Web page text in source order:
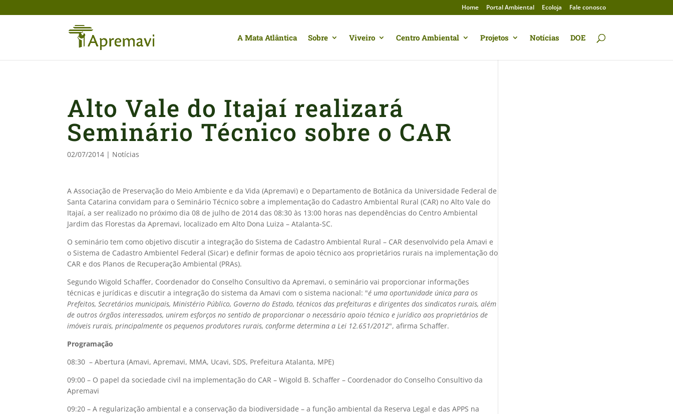
Home Portal Ambiental Ecoloja Fale conosco
A Mata Atlântica Sobre Viveiro Centro Ambiental Projetos Notícias DOE
Alto Vale do Itajaí realizará
Seminário Técnico sobre o CAR
02/07/2014 | Notícias
A Associação de Preservação do Meio Ambiente e da Vida (Apremavi) e o Departamento de Botânica da Universidade Federal de
Santa Catarina convidam para o Seminário Técnico sobre a implementação do Cadastro Ambiental Rural (CAR) no Alto Vale do
Itajaí, a ser realizado no próximo dia 08 de julho de 2014 das 08:30 às 13:00 horas nas dependências do Centro Ambiental
Jardim das Florestas da Apremavi, localizado em Alto Dona Luiza – Atalanta-SC.
O seminário tem como objetivo discutir a integração do Sistema de Cadastro Ambiental Rural – CAR desenvolvido pela Amavi e
o Sistema de Cadastro Ambientel Federal (Sicar) e definir formas de apoio técnico aos proprietários rurais na implementação do
CAR e dos Planos de Recuperação Ambiental (PRAs).
Segundo Wigold Schaffer, Coordenador do Conselho Consultivo da Apremavi, o seminário vai proporcionar informações
técnicas e jurídicas e discutir a integração do sistema da Amavi com o sistema nacional: "é uma oportunidade única para os
Prefeitos, Secretários municipais, Ministério Público, Governo do Estado, técnicos das prefeituras e dirigentes dos sindicatos rurais, além
de outros órgãos interessados, unirem esforços no sentido de proporcionar o necessário apoio técnico e jurídico aos proprietários de
imóveis rurais, principalmente os pequenos produtores rurais, conforme determina a Lei 12.651/2012", afirma Schaffer.
Programação
08:30 – Abertura (Amavi, Apremavi, MMA, Ucavi, SDS, Prefeitura Atalanta, MPE)
09:00 – O papel da sociedade civil na implementação do CAR – Wigold B. Schaffer – Coordenador do Conselho Consultivo da
Apremavi
09:20 – A regularização ambiental e a conservação da biodiversidade – a função ambiental da Reserva Legal e das APPS na